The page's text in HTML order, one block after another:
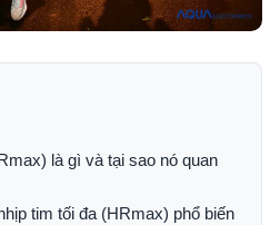
là gì và tại sao nó quan
tim tối đa (HRmax) phổ biến